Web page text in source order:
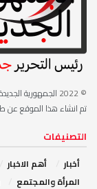
© 2022
الجمهورية
تم انشاء هذا الموقع
التصنيفات
أخبار أهم الاخبار
‏المرأة والمجتمع